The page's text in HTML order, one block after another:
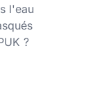
l'eau
?